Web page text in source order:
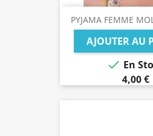
PYJAMA FEMME
AJOUTER AU
 En
4,00 €